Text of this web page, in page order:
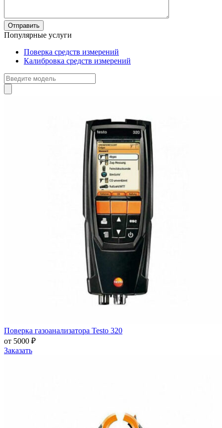
Популярные услуги
Поверка средств измерений
Калибровка средств измерений
Поверка газоанализатора Testo 320
от 5000 ₽
Заказать